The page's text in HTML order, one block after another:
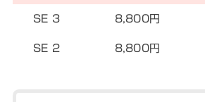
SE 3 8,800円
SE 2 8,800円